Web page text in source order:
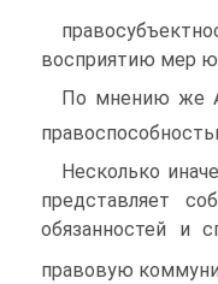
восприятию мер
По мнению же
Несколько
представляет
обязанностей и
правовую